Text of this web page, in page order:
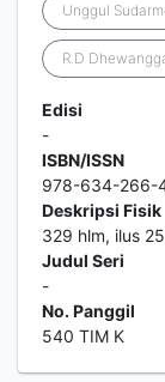
Unggul
R.D
Edisi
-
ISBN/ISSN
978-634-266-
Deskripsi Fisik
329 hlm, ilus
Judul Seri
-
No. Panggil
540 TIM K